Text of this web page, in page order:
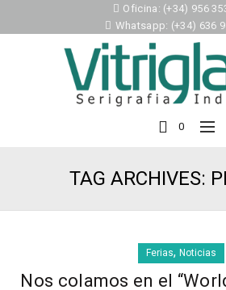
Oficina: (+34) 956
Whatsapp: (+34) 636
0
TAG ARCHIVES:
Ferias, Noticias
Nos colamos en el